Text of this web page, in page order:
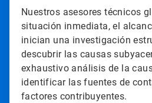
Nuestros asesores técnicos
situación inmediata, el
inician una investigación
descubrir las causas
exhaustivo análisis de la
identificar las fuentes de
factores contribuyentes.